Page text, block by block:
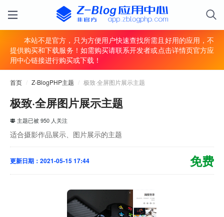
本站不是官方，只为方便用户快速查找所需且好用的应用，不
提供购买和下载服务！如需购买请联系开发者或点击详情页官方应
用中心链接进行购买或下载！
首页 Z-BlogPHP主题 极致·全屏图片展示主题
极致·全屏图片展示主题
主题已被 950 人关注
适合摄影作品展示、图片展示的主题
免费
更新日期：2021-05-15 17:44